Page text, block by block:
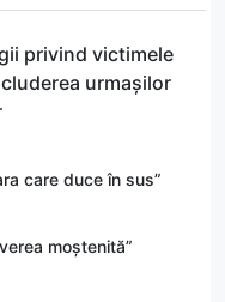
privind victimele
urmașilor
care duce în sus”
moștenită”